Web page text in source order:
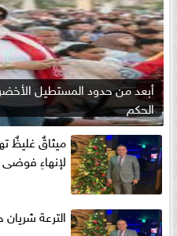
أبعد من حدود المستطيل
الحكم
ميثاقٌ غليظٌ
لإنهاءِ
الترعة